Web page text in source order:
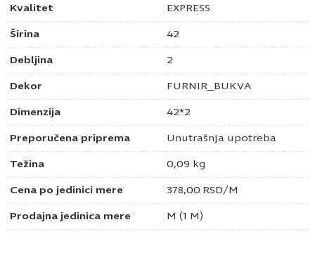
Kvalitet EXPRESS
Širina 42
Debljina 2
Dekor FURNIR_BUKVA
Dimenzija 42*2
Preporučena priprema Unutrašnja upotreba
Težina 0,09 kg
Cena po jedinici mere 378,00 RSD/M
Prodajna jedinica mere M (1 M)